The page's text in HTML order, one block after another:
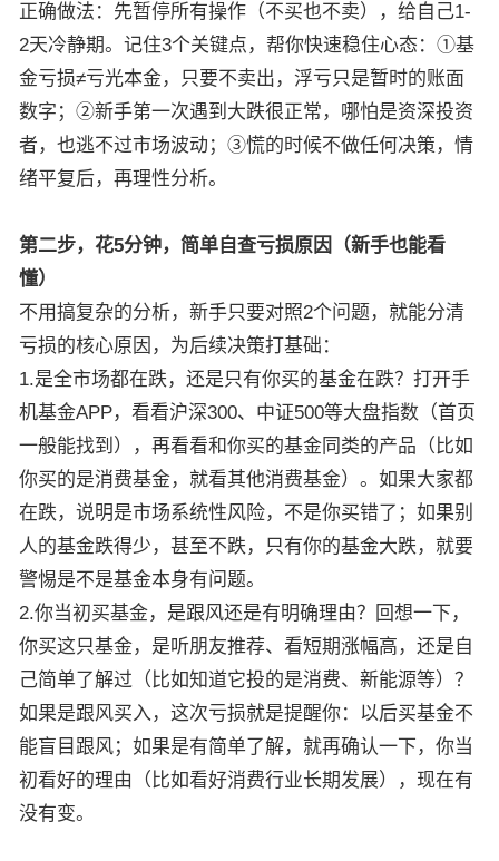
正确做法：先暂停所有操作（不买也不卖），给自己1-
2天冷静期。记住3个关键点，帮你快速稳住心态：①基
金亏损≠亏光本金，只要不卖出，浮亏只是暂时的账面
数字；②新手第一次遇到大跌很正常，哪怕是资深投资
者，也逃不过市场波动；③慌的时候不做任何决策，情
绪平复后，再理性分析。
第二步，花5分钟，简单自查亏损原因（新手也能看
懂）
不用搞复杂的分析，新手只要对照2个问题，就能分清
亏损的核心原因，为后续决策打基础：
1.是全市场都在跌，还是只有你买的基金在跌？打开手
机基金APP，看看沪深300、中证500等大盘指数（首页
一般能找到），再看看和你买的基金同类的产品（比如
你买的是消费基金，就看其他消费基金）。如果大家都
在跌，说明是市场系统性风险，不是你买错了；如果别
人的基金跌得少，甚至不跌，只有你的基金大跌，就要
警惕是不是基金本身有问题。
2.你当初买基金，是跟风还是有明确理由？回想一下，
你买这只基金，是听朋友推荐、看短期涨幅高，还是自
己简单了解过（比如知道它投的是消费、新能源等）？
如果是跟风买入，这次亏损就是提醒你：以后买基金不
能盲目跟风；如果是有简单了解，就再确认一下，你当
初看好的理由（比如看好消费行业长期发展），现在有
没有变。